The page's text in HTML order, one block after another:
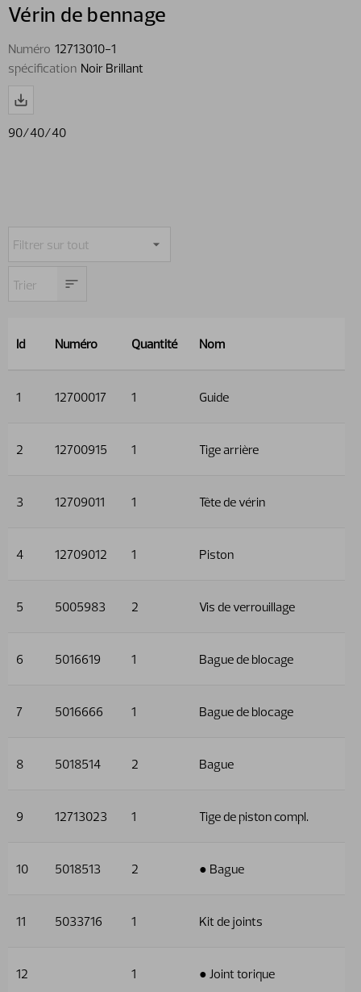
Vérin de bennage
Numéro 12713010-1
spécification Noir Brillant
90/40/40
Id Numéro Quantité Nom
1 12700017 1 Guide
2 12700915 1 Tige arrière
3 12709011 1 Tête de vérin
4 12709012 1 Piston
5 5005983 2 Vis de verrouillage
6 5016619 1 Bague de blocage
7 5016666 1 Bague de blocage
8 5018514 2 Bague
9 12713023 1 Tige de piston compl.
10 5018513 2 ● Bague
11 5033716 1 Kit de joints
12 1 ● Joint torique